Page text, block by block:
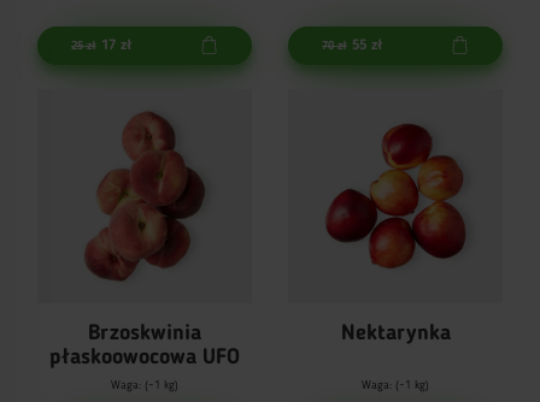
25 zł 17 zł 70 zł 55 zł
Brzoskwinia
płaskoowocowa UFO
Waga: (~1 kg)
Nektarynka
Waga: (~1 kg)